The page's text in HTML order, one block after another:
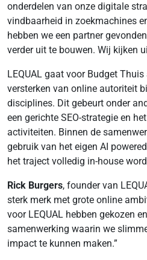
onderdelen van onze digitale
vindbaarheid in zoekmachines
hebben we een partner
verder uit te bouwen. Wij kijken
LEQUAL gaat voor Budget
versterken van online autoriteit
disciplines. Dit gebeurt onder
een gerichte SEO-strategie en
activiteiten. Binnen de
gebruik van het eigen AI
het traject volledig in-house
Rick Burgers, founder van
sterk merk met grote online
voor LEQUAL hebben gekozen
samenwerking waarin we
impact te kunnen maken.”